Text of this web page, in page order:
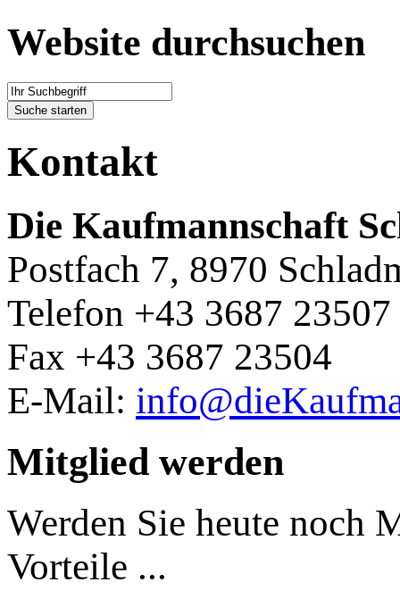
Website durchsuchen
Kontakt
Die Kaufmannschaft
Postfach 7, 8970
Telefon +43 3687 23507
Fax +43 3687 23504
E-Mail:
Mitglied werden
Werden Sie heute noch
Vorteile ...